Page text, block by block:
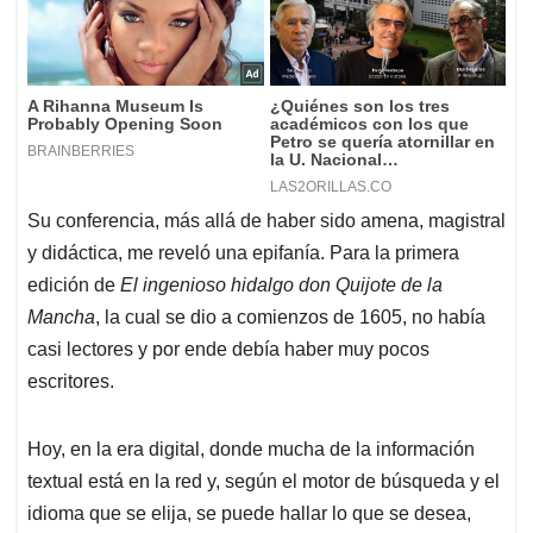
Su conferencia, más allá de haber sido amena, magistral
y didáctica, me reveló una epifanía. Para la primera
edición de El ingenioso hidalgo don Quijote de la
Mancha, la cual se dio a comienzos de 1605, no había
casi lectores y por ende debía haber muy pocos
escritores.
Hoy, en la era digital, donde mucha de la información
textual está en la red y, según el motor de búsqueda y el
idioma que se elija, se puede hallar lo que se desea,